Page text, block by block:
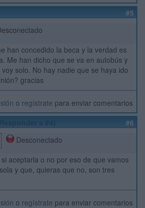
#5
han concedido la beca y la verdad es
Me han dicho que se va en autobús y
solo. No hay nadie que se haya ido
gracias
o regístrate para enviar comentarios
#6
Desconectado
aceptarla o no por eso de que vamos
y que, quieras que no, son tres
o regístrate para enviar comentarios